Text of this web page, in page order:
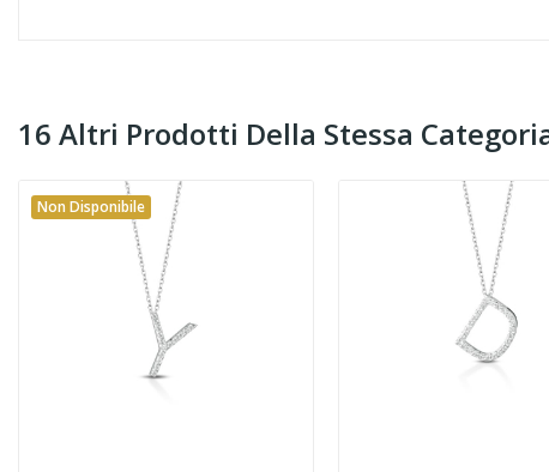
16 Altri Prodotti Della Stessa
Non Disponibile